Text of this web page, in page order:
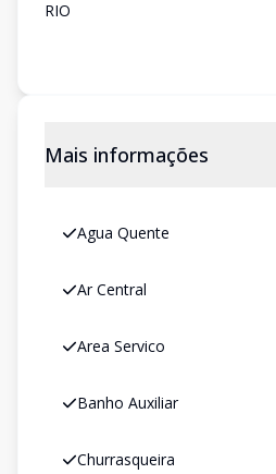
RIO
Mais informações
Agua Quente
Ar Central
Area Servico
Banho Auxiliar
Churrasqueira